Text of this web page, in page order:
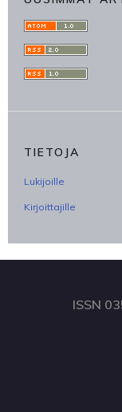
TIETOJA
Lukijoille
Kirjoittajille
ISSN